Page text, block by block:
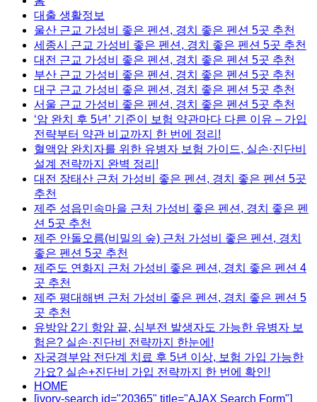
대출 생활정보
울산 근교 가성비 좋은 펜션, 경치 좋은 펜션 5곳 추천
세종시 근교 가성비 좋은 펜션, 경치 좋은 펜션 5곳 추천
대전 근교 가성비 좋은 펜션, 경치 좋은 펜션 5곳 추천
부산 근교 가성비 좋은 펜션, 경치 좋은 펜션 5곳 추천
대구 근교 가성비 좋은 펜션, 경치 좋은 펜션 5곳 추천
서울 근교 가성비 좋은 펜션, 경치 좋은 펜션 5곳 추천
‘암 완치 후 5년’ 기준이 보험 약관마다 다른 이유 – 가입
전략부터 약관 비교까지 한 번에 정리!
혈액암 완치자를 위한 유병자 보험 가이드, 실손·진단비
설계 전략까지 완벽 정리!
대전 장태산 근처 가성비 좋은 펜션, 경치 좋은 펜션 5곳
추천
제주 성읍민속마을 근처 가성비 좋은 펜션, 경치 좋은 펜
션 5곳 추천
제주 안돌오름(비밀의 숲) 근처 가성비 좋은 펜션, 경치
좋은 펜션 5곳 추천
제주도 연화지 근처 가성비 좋은 펜션, 경치 좋은 펜션 4
곳 추천
제주 평대해변 근처 가성비 좋은 펜션, 경치 좋은 펜션 5
곳 추천
유방암 2기 항암 끝, 심부전 발생자도 가능한 유병자 보
험은? 실손·진단비 전략까지 한눈에!
자궁경부암 전단계 치료 후 5년 이상, 보험 가입 가능한
가요? 실손+진단비 가입 전략까지 한 번에 확인!
HOME
[ivory-search id="20365" title="AJAX Search Form"]